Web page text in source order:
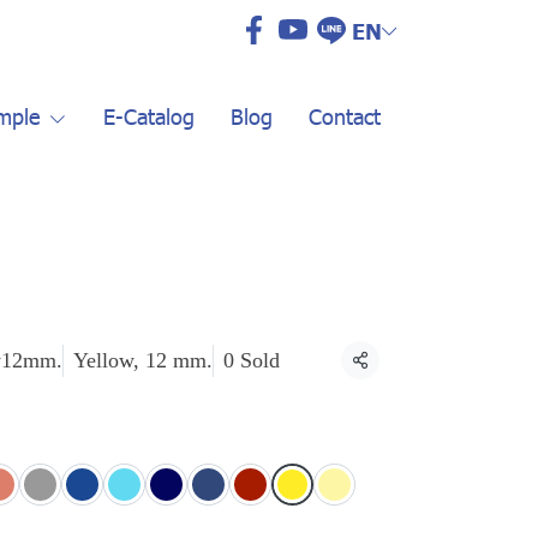
EN
E-Catalog Blog Contact
Yellow, 12 mm. 0 Sold
Share